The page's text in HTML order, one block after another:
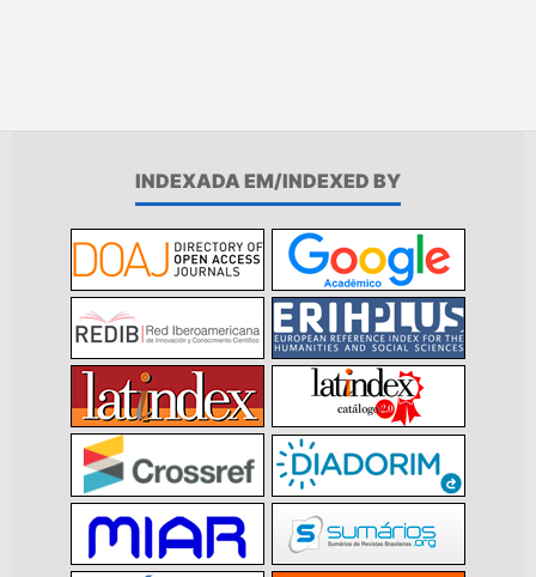
INDEXADA EM/INDEXED BY